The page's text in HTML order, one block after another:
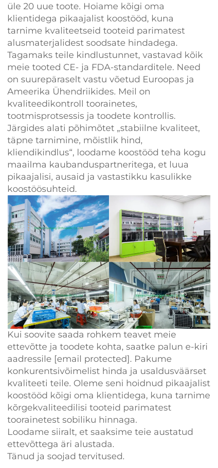
üle 20 uue toote. Hoiame kõigi oma
klientidega pikaajalist koostööd, kuna
tarnime kvaliteetseid tooteid parimatest
alusmaterjalidest soodsate hindadega.
Tagamaks teile kindlustunnet, vastavad kõik
meie tooted CE- ja FDA-standarditele. Need
on suurepäraselt vastu võetud Euroopas ja
Ameerika Ühendriikides. Meil on
kvaliteedikontroll toorainetes,
tootmisprotsessis ja toodete kontrollis.
Järgides alati põhimõtet „stabiilne kvaliteet,
täpne tarnimine, mõistlik hind,
kliendikindlus“, loodame koostööd teha kogu
maailma kaubanduspartneritega, et luua
pikaajalisi, ausaid ja vastastikku kasulikke
koostöösuhteid.
Kui soovite saada rohkem teavet meie
ettevõtte ja toodete kohta, saatke palun e-kiri
aadressile [email protected]. Pakume
konkurentsivõimelist hinda ja usaldusväärset
kvaliteeti teile. Oleme seni hoidnud pikaajalist
koostööd kõigi oma klientidega, kuna tarnime
kõrgekvaliteedilisi tooteid parimatest
toorainetest sobiliku hinnaga.
Loodame siiralt, et saaksime teie austatud
ettevõttega äri alustada.
Tänud ja soojad tervitused.